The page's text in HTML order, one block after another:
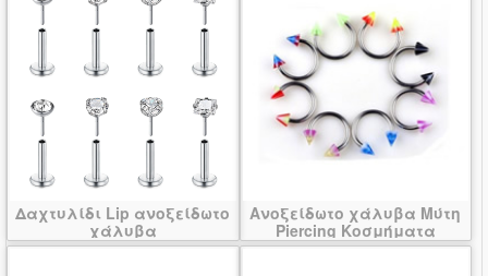
Δαχτυλίδι Lip ανοξείδωτο
χάλυβα
Ανοξείδωτο χάλυβα Μύτη
Piercing Κοσμήματα